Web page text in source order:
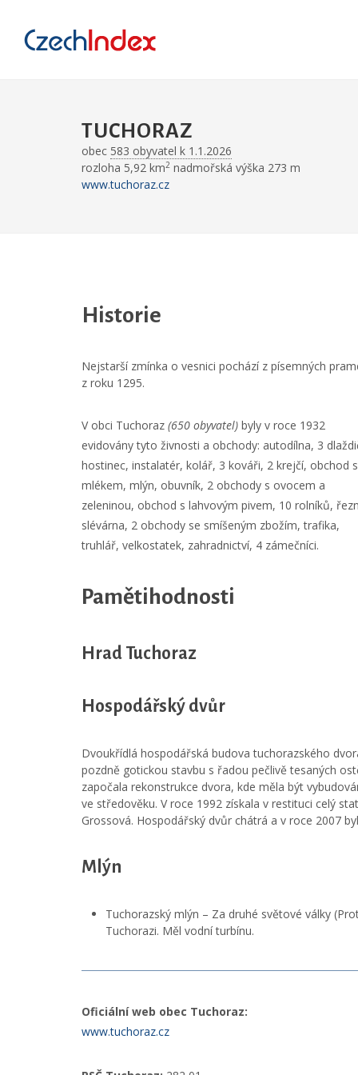
TUCHORAZ
obec 583 obyvatel k 1.1.2026
rozloha 5,92 km2 nadmořská výška 273 m
www.tuchoraz.cz
Historie
Nejstarší zmínka o vesnici pochází z písemných
z roku 1295.
V obci Tuchoraz (650 obyvatel) byly v roce 1932
evidovány tyto živnosti a obchody: autodílna, 3
hostinec, instalatér, kolář, 3 kováři, 2 krejčí, obchod s
mlékem, mlýn, obuvník, 2 obchody s ovocem a
zeleninou, obchod s lahvovým pivem, 10 rolníků,
slévárna, 2 obchody se smíšeným zbožím, trafika,
truhlář, velkostatek, zahradnictví, 4 zámečníci.
Pamětihodnosti
Hrad Tuchoraz
Hospodářský dvůr
Dvoukřídlá hospodářská budova tuchorazského
pozdně gotickou stavbu s řadou pečlivě tesaných
započala rekonstrukce dvora, kde měla být
ve středověku. V roce 1992 získala v restituci celý
Grossová. Hospodářský dvůr chátrá a v roce 2007
Mlýn
Tuchorazský mlýn – Za druhé světové války
Tuchorazi. Měl vodní turbínu.
Oficiální web obec Tuchoraz:
www.tuchoraz.cz